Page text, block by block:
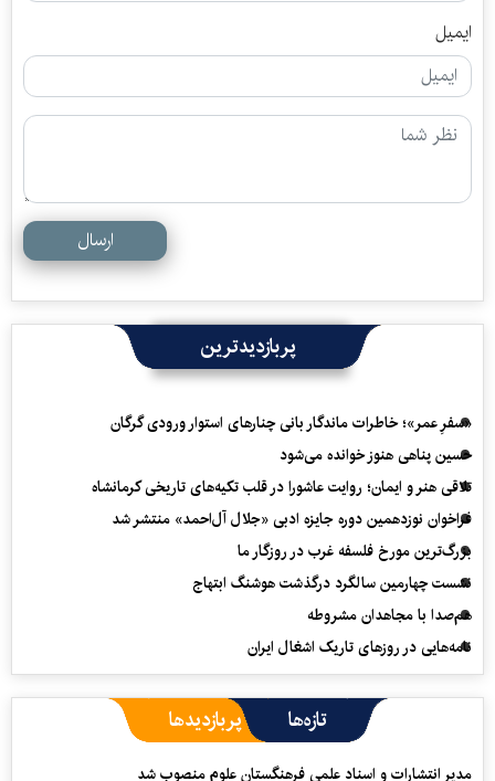
ایمیل
ارسال
پربازدیدترین
«سفرِ عمر»؛ خاطرات ماندگار بانی چنارهای استوار ورودی گرگان
حسین پناهی هنوز خوانده می‌شود
تلاقی هنر و ایمان؛ روایت عاشورا در قلب تکیه‌های تاریخی کرمانشاه
فراخوان نوزدهمین دوره جایزه ادبی «جلال آل‌احمد» منتشر شد
بزرگ‌ترین مورخ فلسفه غرب در روزگار ما
نشست چهارمین سالگرد درگذشت هوشنگ ابتهاج
هم‌صدا با مجاهدان مشروطه
نامه‌هایی در روزهای تاریک اشغال ایران
تازه‌ها پربازدیدها
مدیر انتشارات و اسناد علمی فرهنگستان علوم منصوب شد